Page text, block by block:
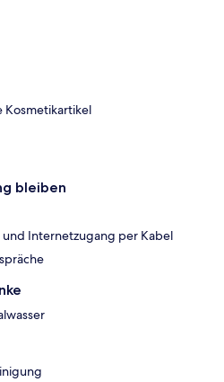
bleiben
und Internetzugang per Kabel